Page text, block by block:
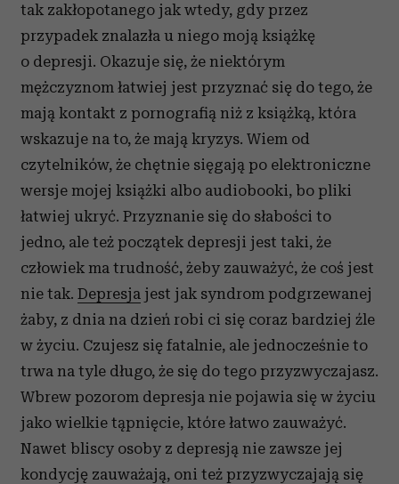
tak zakłopotanego jak wtedy, gdy przez
przypadek znalazła u niego moją książkę
o depresji. Okazuje się, że niektórym
mężczyznom łatwiej jest przyznać się do tego, że
mają kontakt z pornografią niż z książką, która
wskazuje na to, że mają kryzys. Wiem od
czytelników, że chętnie sięgają po elektroniczne
wersje mojej książki albo audiobooki, bo pliki
łatwiej ukryć. Przyznanie się do słabości to
jedno, ale też początek depresji jest taki, że
człowiek ma trudność, żeby zauważyć, że coś jest
nie tak. Depresja jest jak syndrom podgrzewanej
żaby, z dnia na dzień robi ci się coraz bardziej źle
w życiu. Czujesz się fatalnie, ale jednocześnie to
trwa na tyle długo, że się do tego przyzwyczajasz.
Wbrew pozorom depresja nie pojawia się w życiu
jako wielkie tąpnięcie, które łatwo zauważyć.
Nawet bliscy osoby z depresją nie zawsze jej
kondycję zauważają, oni też przyzwyczajają się